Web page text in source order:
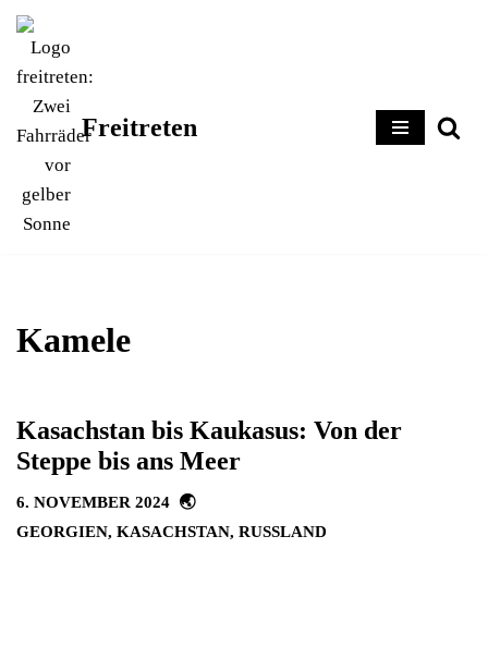
Zum
Inhalt
springenFreitreten
Kamele
Kasachstan bis Kaukasus: Von der
Steppe bis ans Meer
6. NOVEMBER 2024
GEORGIEN, KASACHSTAN, RUSSLAND